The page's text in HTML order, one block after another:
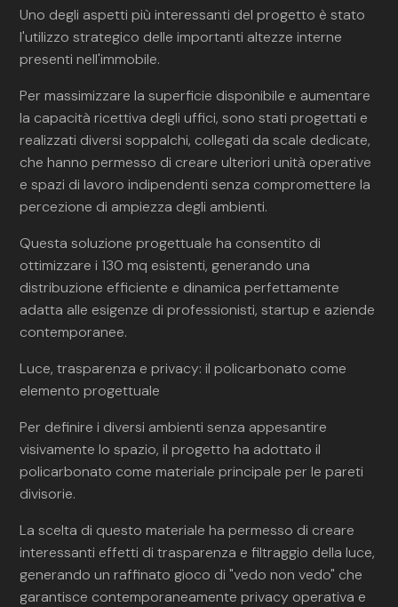
Uno degli aspetti più interessanti del progetto è stato
l'utilizzo strategico delle importanti altezze interne
presenti nell'immobile.
Per massimizzare la superficie disponibile e aumentare
la capacità ricettiva degli uffici, sono stati progettati e
realizzati diversi soppalchi, collegati da scale dedicate,
che hanno permesso di creare ulteriori unità operative
e spazi di lavoro indipendenti senza compromettere la
percezione di ampiezza degli ambienti.
Questa soluzione progettuale ha consentito di
ottimizzare i 130 mq esistenti, generando una
distribuzione efficiente e dinamica perfettamente
adatta alle esigenze di professionisti, startup e aziende
contemporanee.
Luce, trasparenza e privacy: il policarbonato come
elemento progettuale
Per definire i diversi ambienti senza appesantire
visivamente lo spazio, il progetto ha adottato il
policarbonato come materiale principale per le pareti
divisorie.
La scelta di questo materiale ha permesso di creare
interessanti effetti di trasparenza e filtraggio della luce,
generando un raffinato gioco di "vedo non vedo" che
garantisce contemporaneamente privacy operativa e